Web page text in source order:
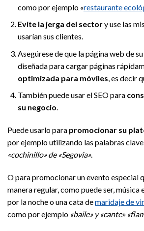
como por ejemplo «restaurante
Evite la jerga del sectory use las
usarían sus clientes.
Asegúrese de que la página web de
diseñada para cargar páginas
optimizada para móviles , es decir
También puede usar el SEO para
su negocio.
Puede usarlo para promocionar su
por ejemplo utilizando las palabras clave
«cochinillo» de «Segovia».
O para promocionar un evento especial
manera regular, como puede ser, música
por la noche o una cata demaridaje de
como por ejemplo «baile» y «cante»